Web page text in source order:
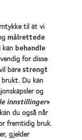
til at vi
målrettede
behandle
for disse
barestrengt
Du kan
og
innstillinger»
du også når
fremtidig bruk.
gjelder